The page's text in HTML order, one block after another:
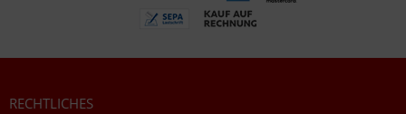
RECHTLICHES